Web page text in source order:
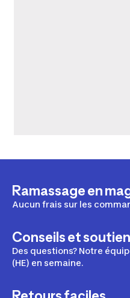
Ramassage en
Aucun frais sur les
Conseils et soutien
Des questions? Notre
(HE) en semaine.